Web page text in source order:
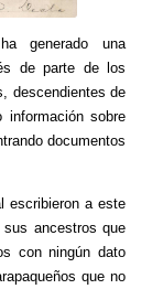
generado una
de parte de los
descendientes de
información sobre
documentos
escribieron a este
sus ancestros que
con ningún dato
que no